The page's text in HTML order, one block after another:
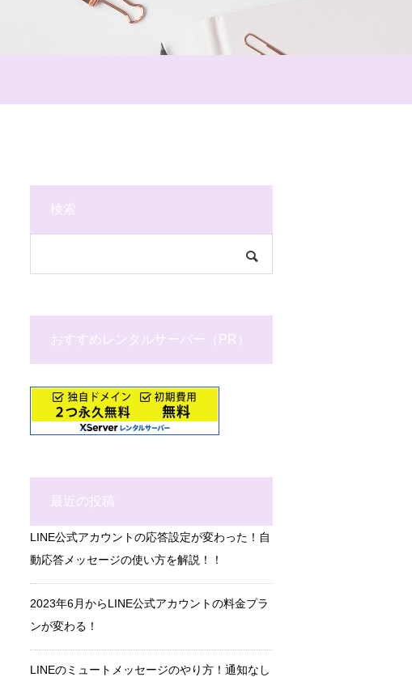
検索
おすすめレンタルサーバー（PR）
最近の投稿
LINE公式アカウントの応答設定が変わった！自
動応答メッセージの使い方を解説！！
2023年6月からLINE公式アカウントの料金プラ
ンが変わる！
LINEのミュートメッセージのやり方！通知なし